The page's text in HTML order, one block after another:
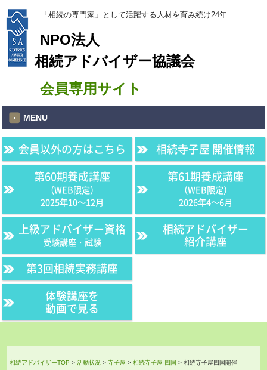
「相続の専門家」として活躍する人材を育み続け24年
NPO法人
相続アドバイザー協議会
会員専用サイト
MENU
会員以外の方はこちら
相続寺子屋 開催情報
第60期養成講座
（WEB限定）
2025年10〜12月
第61期養成講座
（WEB限定）
2026年4〜6月
上級アドバイザー資格
受験講座・試験
第3回相続実務講座
相続アドバイザー
紹介講座
体験講座を
動画で見る
相続アドバイザーTOP >活動状況 >寺子屋 >相続寺子屋 四国 >相続寺子屋四国開催